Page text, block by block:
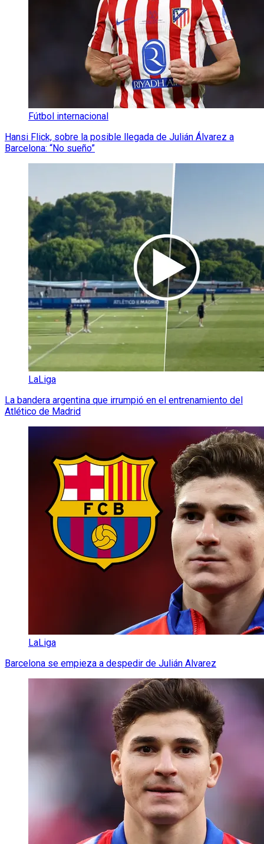
Fútbol internacional
Hansi Flick, sobre la posible llegada de Julián Álvarez a
Barcelona: “No sueño”
LaLiga
La bandera argentina que irrumpió en el entrenamiento del
Atlético de Madrid
LaLiga
Barcelona se empieza a despedir de Julián Alvarez